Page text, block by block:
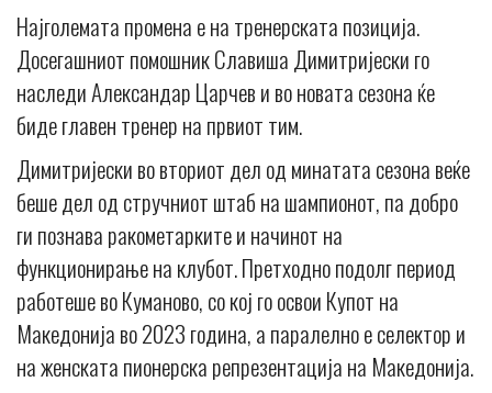
Најголемата промена е на тренерската позиција.
Досегашниот помошник Славиша Димитријески го
наследи Александар Царчев и во новата сезона ќе
биде главен тренер на првиот тим.
Димитријески во вториот дел од минатата сезона веќе
беше дел од стручниот штаб на шампионот, па добро
ги познава ракометарките и начинот на
функционирање на клубот. Претходно подолг период
работеше во Куманово, со кој го освои Купот на
Македонија во 2023 година, а паралелно е селектор и
на женската пионерска репрезентација на Македонија.